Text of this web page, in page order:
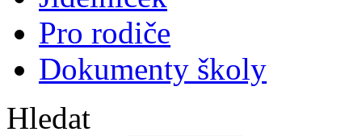
Pro rodiče
Dokumenty školy
Hledat